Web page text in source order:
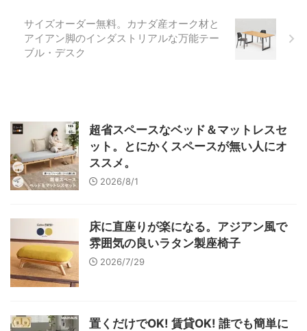
サイズオーダー無料。カナダ産オーク材と
アイアン脚のインダストリアルな万能テー
ブル・デスク
超省スペースなベッド＆マットレスセ
ット。とにかくスペースが無い人にオ
ススメ。
2026/8/1
床に直座りが楽になる。アジアン風で
雰囲気の良いラタン製座椅子
2026/7/29
置くだけでOK! 賃貸OK! 誰でも簡単に